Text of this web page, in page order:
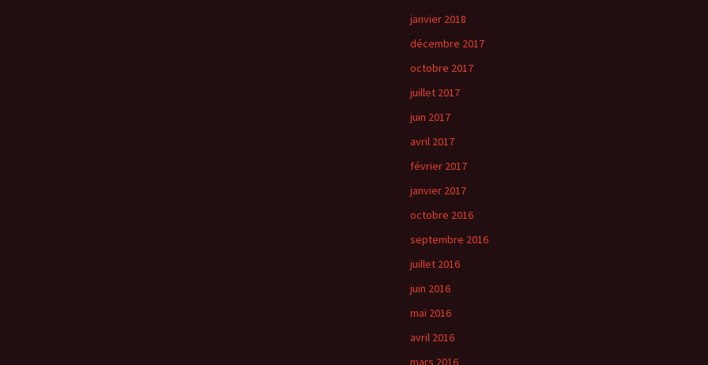
janvier 2018
décembre 2017
octobre 2017
juillet 2017
juin 2017
avril 2017
février 2017
janvier 2017
octobre 2016
septembre 2016
juillet 2016
juin 2016
mai 2016
avril 2016
mars 2016